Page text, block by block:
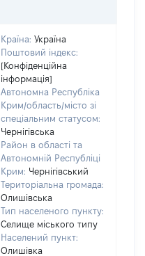
Країна: Україна
Поштовий індекс:
[Конфіденційна
інформація]
Автономна Республіка
Крим/область/місто зі
спеціальним статусом:
Чернігівська
Район в області та
Автономній Республіці
Крим: Чернігівський
Територіальна громада:
Олишівська
Тип населеного пункту:
Селище міського типу
Населений пункт:
Олишівка